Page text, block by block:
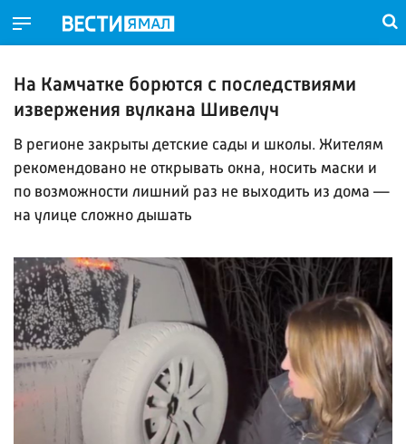
На Камчатке борются с последствиями
извержения вулкана Шивелуч
В регионе закрыты детские сады и школы. Жителям
рекомендовано не открывать окна, носить маски и
по возможности лишний раз не выходить из дома —
на улице сложно дышать